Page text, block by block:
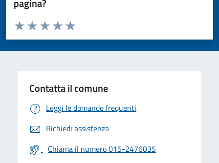
pagina?
Valuta da 1 a 5 stelle la pagina
Valuta 5 stelle su 5
Valuta 4 stelle su 5
Valuta 3 stelle su 5
Valuta 2 stelle su 5
Valuta 1 stelle su 5
Contatta il comune
Leggi le domande frequenti
Richiedi assistenza
Chiama il numero 015-2476035